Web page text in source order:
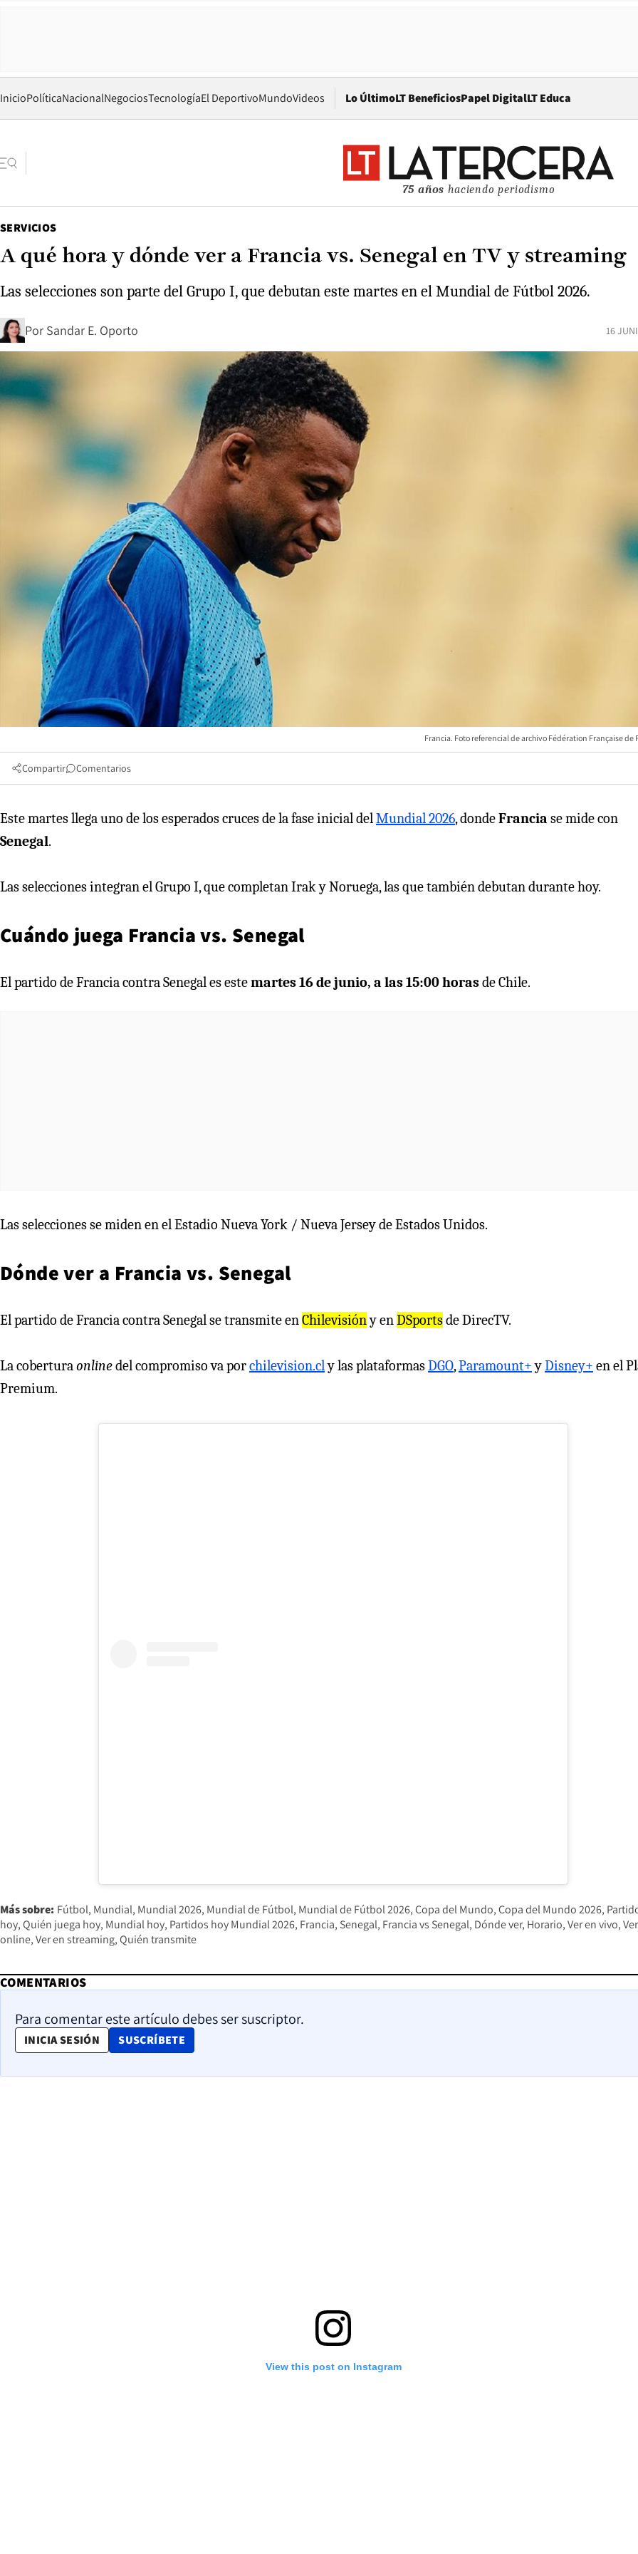
InicioPolíticaNacionalNegociosTecnologíaEl DeportivoMundoVideos Lo ÚltimoLT BeneficiosPapel DigitalOpens in new window
LT Educa
75 años haciendo periodismo
SERVICIOS
A qué hora y dónde ver a Francia vs. Senegal en TV y streaming
Las selecciones son parte del Grupo I, que debutan este martes en el Mundial de Fútbol 2026.
Por Sandar E. Oporto 16
Francia. Foto referencial de archivo Fédération Française de
Compartir Comentarios
Este martes llega uno de los esperados cruces de la fase inicial delMundial 2026, dondeFrancia se mide con
Senegal.
Las selecciones integran el Grupo I, que completan Irak y Noruega, las que también debutan durante hoy.
Cuándo juega Francia vs. Senegal
El partido de Francia contra Senegal es estemartes 16 de junio, a las 15:00 horasde Chile.
Las selecciones se miden en el Estadio Nueva York / Nueva Jersey de Estados Unidos.
Dónde ver a Francia vs. Senegal
El partido de Francia contra Senegal se transmite enChilevisióny enDSportsde DirecTV.
La coberturaonlinedel compromiso va porchilevision.cly las plataformasDGO,Paramount+yDisney+ en el
Premium.
View this post on Instagram
Más sobre: Fútbol Mundial Mundial 2026 Mundial de Fútbol Mundial de Fútbol 2026 Copa del Mundo Copa del Mundo 2026
hoy Quién juega hoy Mundial hoy Partidos hoy Mundial 2026 Francia Senegal Francia vs Senegal Dónde ver Horario Ver en vivo Ver
online Ver en streaming Quién transmite
COMENTARIOS
Para comentar este artículo debes ser suscriptor.
INICIA SESIÓN SUSCRÍBETE
OPENS IN NEW WINDOW